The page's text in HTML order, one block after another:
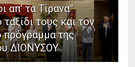
απ’ τα Τίρανα”
τους και τον
πρόγραμμα της
ΔΙΟΝΥΣΟΥ